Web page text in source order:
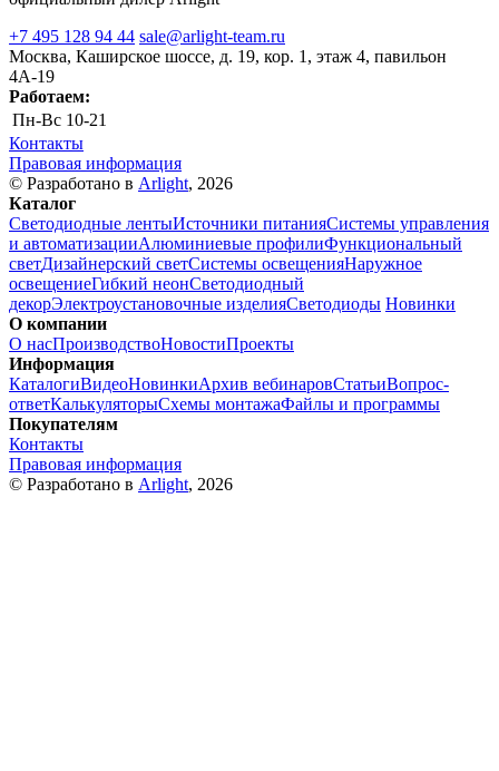
+7 495 128 94 44 sale@arlight-team.ru
Москва, Каширское шоссе, д. 19, кор. 1, этаж 4, павильон
4А-19
Работаем:
Пн-Вс 10-21
Контакты
Правовая информация
© Разработано в Arlight, 2026
Каталог
Светодиодные лентыИсточники питанияСистемы управления
и автоматизацииАлюминиевые профилиФункциональный
светДизайнерский светСистемы освещенияНаружное
освещениеГибкий неонСветодиодный
декорЭлектроустановочные изделияСветодиоды Новинки
О компании
О насПроизводствоНовостиПроекты
Информация
КаталогиВидеоНовинкиАрхив вебинаровСтатьиВопрос-
ответКалькуляторыСхемы монтажаФайлы и программы
Покупателям
Контакты
Правовая информация
© Разработано в Arlight, 2026